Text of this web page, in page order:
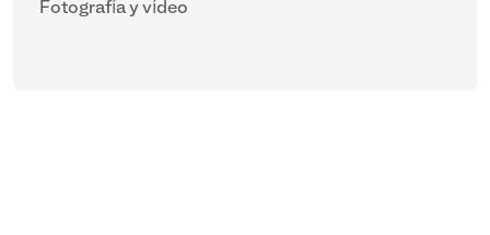
Fotografía y vídeo